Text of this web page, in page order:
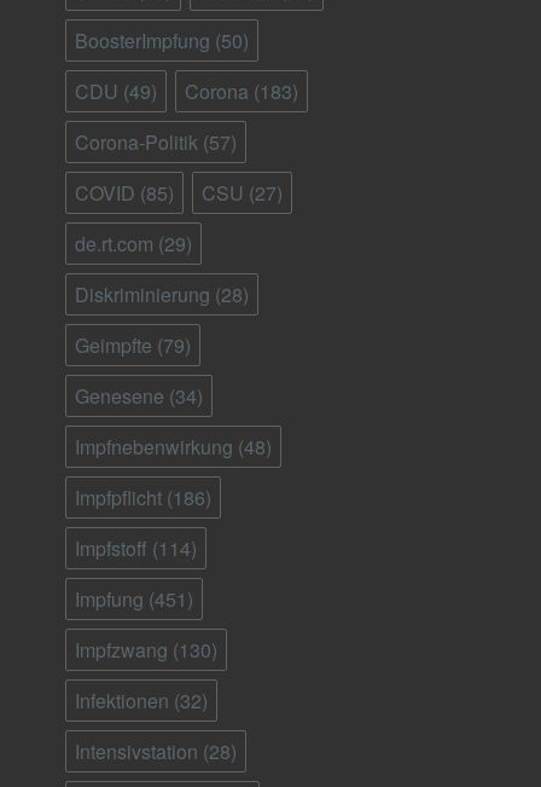
BoosterImpfung (50)
CDU (49) Corona (183)
Corona-Politik (57)
COVID (85) CSU (27)
de.rt.com (29)
Diskriminierung (28)
Geimpfte (79)
Genesene (34)
Impfnebenwirkung (48)
Impfpflicht (186)
Impfstoff (114)
Impfung (451)
Impfzwang (130)
Infektionen (32)
Intensivstation (28)